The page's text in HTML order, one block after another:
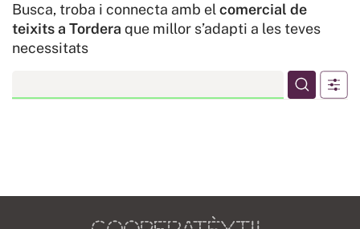
Busca, troba i connecta amb el comercial de
teixits a Tordera que millor s’adapti a les teves
necessitats